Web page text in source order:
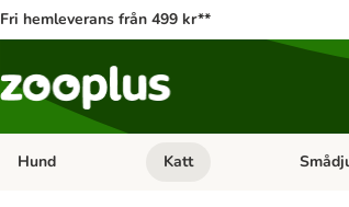
Fri hemleverans från 499 kr**
Hund Open category menu: Hund
Katt Open